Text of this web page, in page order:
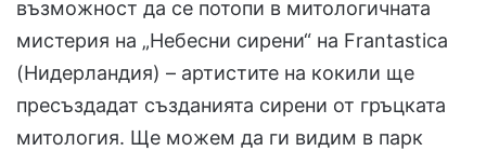
възможност да се потопи в митологичната
мистерия на „Небесни сирени“ на Frantastica
(Нидерландия) – артистите на кокили ще
пресъздадат създанията сирени от гръцката
митология. Ще можем да ги видим в парк